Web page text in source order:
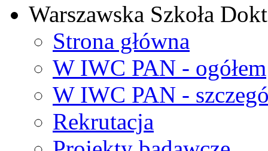
Warszawska Szkoła
Strona główna
W IWC PAN - ogółem
W IWC PAN -
Rekrutacja